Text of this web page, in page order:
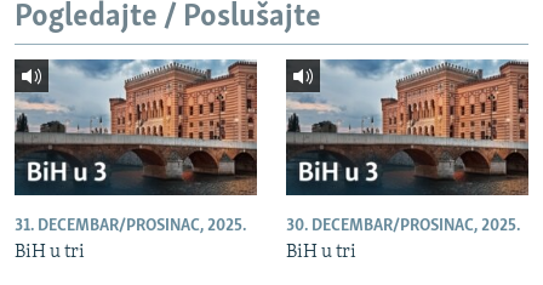
Pogledajte / Poslušajte
31. DECEMBAR/PROSINAC, 2025.
BiH u tri
30. DECEMBAR/PROSINAC, 2025.
BiH u tri